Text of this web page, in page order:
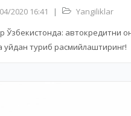
2020 16:41 |
Yangiliklar
Ўзбекистонда: автокредитни
уйдан туриб расмийлаштиринг!